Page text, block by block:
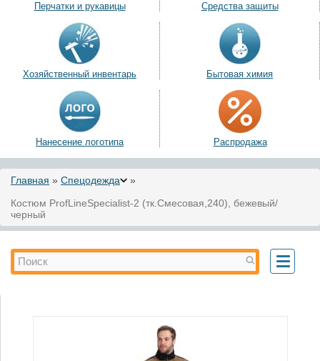
Перчатки и рукавицы Средства защиты
Хозяйственный инвентарь Бытовая химия
Нанесение логотипа Распродажа
Вы здесь
Главная » Спецодежда
»
Костюм ProfLineSpecialist-2 (тк.Смесовая,240), бежевый/
черный
Форма поиска
Поиск
Toggle